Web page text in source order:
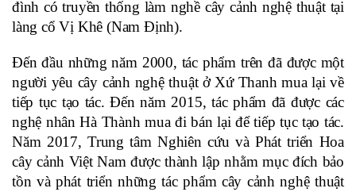
đình có truyền thống làm nghề cây cảnh nghệ thuật tại
làng cổ Vị Khê (Nam Định).
Đến đầu những năm 2000, tác phẩm trên đã được một
người yêu cây cảnh nghệ thuật ở Xứ Thanh mua lại về
tiếp tục tạo tác. Đến năm 2015, tác phẩm đã được các
nghệ nhân Hà Thành mua đi bán lại để tiếp tục tạo tác.
Năm 2017, Trung tâm Nghiên cứu và Phát triển Hoa
cây cảnh Việt Nam được thành lập nhằm mục đích bảo
tồn và phát triển những tác phẩm cây cảnh nghệ thuật